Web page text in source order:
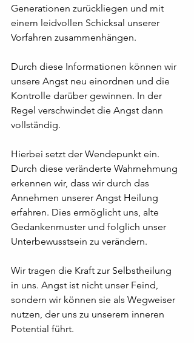
Generationen zurückliegen und mit
einem leidvollen Schicksal unserer
Vorfahren zusammenhängen.
Durch diese Informationen können wir
unsere Angst neu einordnen und die
Kontrolle darüber gewinnen. In der
Regel verschwindet die Angst dann
vollständig.
Hierbei setzt der Wendepunkt ein.
Durch diese veränderte Wahrnehmung
erkennen wir, dass wir durch das
Annehmen unserer Angst Heilung
erfahren. Dies ermöglicht uns, alte
Gedankenmuster und folglich unser
Unterbewusstsein zu verändern.
Wir tragen die Kraft zur Selbstheilung
in uns. Angst ist nicht unser Feind,
sondern wir können sie als Wegweiser
nutzen, der uns zu unserem inneren
Potential führt.